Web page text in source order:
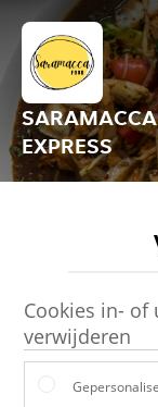
EXPRESS
Cookies in- of
verwijderen